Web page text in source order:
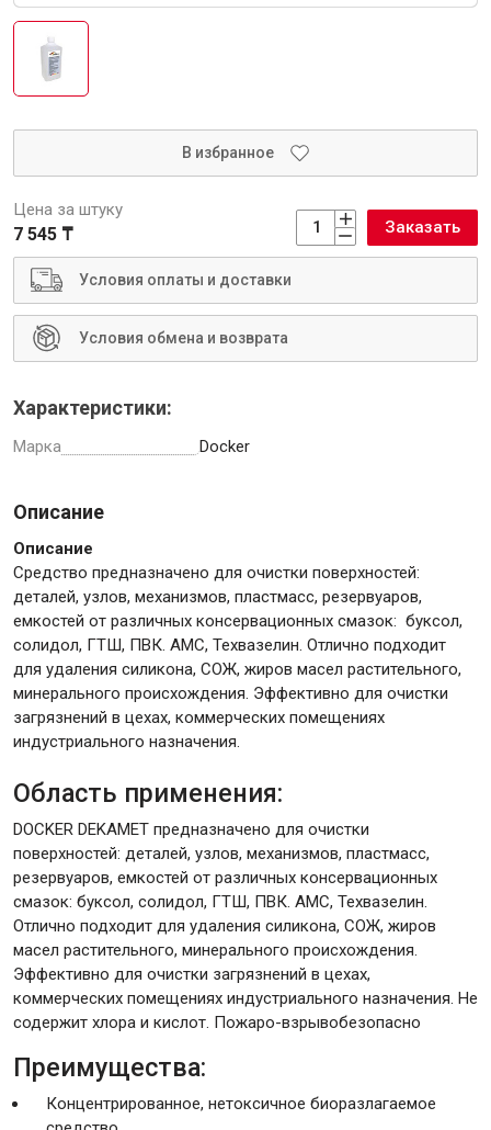
В избранное
Цена за штуку
7 545 ₸ Заказать
Условия оплаты и доставки
Условия обмена и возврата
Характеристики:
Марка Docker
Описание
Описание
Средство предназначено для очистки поверхностей:
деталей, узлов, механизмов, пластмасс, резервуаров,
емкостей от различных консервационных смазок: буксол,
солидол, ГТШ, ПВК. АМС, Техвазелин. Отлично подходит
для удаления силикона, СОЖ, жиров масел растительного,
минерального происхождения. Эффективно для очистки
загрязнений в цехах, коммерческих помещениях
индустриального назначения.
Область применения:
DOCKER DEKAMET предназначено для очистки
поверхностей: деталей, узлов, механизмов, пластмасс,
резервуаров, емкостей от различных консервационных
смазок: буксол, солидол, ГТШ, ПВК. АМС, Техвазелин.
Отлично подходит для удаления силикона, СОЖ, жиров
масел растительного, минерального происхождения.
Эффективно для очистки загрязнений в цехах,
коммерческих помещениях индустриального назначения. Не
содержит хлора и кислот. Пожаро-взрывобезопасно
Преимущества:
Концентрированное, нетоксичное биоразлагаемое
Водоснабжение и водоотведение
Электро-оборудование
Малярный инструмент
Пистолеты для ремонта
Ещё 2
Сантехника
Крепежи
Анкеры
Монтажные ленты
Канаты, шнуры
Товары для бани и сауны